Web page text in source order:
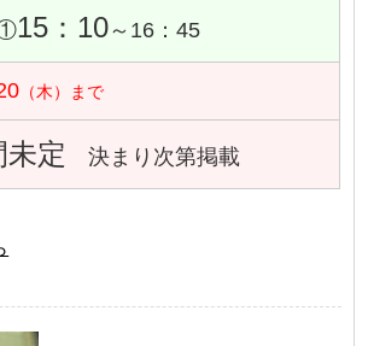
15：10～16：45
（木）まで
未定 決まり次第掲載